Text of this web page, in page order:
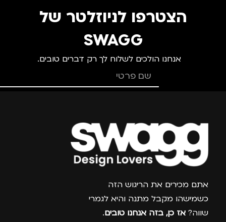
הצטרפו לניוזלטר של
SWAGG
אנחנו הולכים לשלוח לך רק דברים טובים.
צרפו אותי למועדון
אתם מכירים את הריגוש הזה
כשמישהו מקבל מתנה והיא לגמרי
שווה? אז כן, בזה אנחנו טובים.